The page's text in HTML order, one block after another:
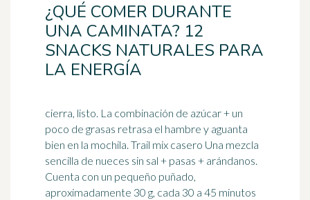
¿QUÉ COMER DURANTE
UNA CAMINATA? 12
SNACKS NATURALES PARA
LA ENERGÍA
cierra, listo. La combinación de azúcar + un
poco de grasas retrasa el hambre y aguanta
bien en la mochila. Trail mix casero Una mezcla
sencilla de nueces sin sal + pasas + arándanos.
Cuenta con un pequeño puñado,
aproximadamente 30 g, cada 30 a 45 minutos